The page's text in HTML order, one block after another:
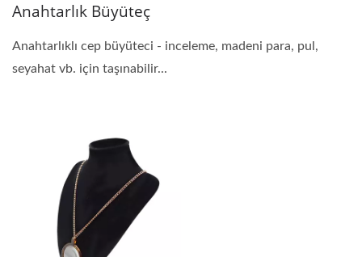
Anahtarlık Büyüteç
Anahtarlıklı cep büyüteci - inceleme, madeni para, pul,
seyahat vb. için taşınabilir...